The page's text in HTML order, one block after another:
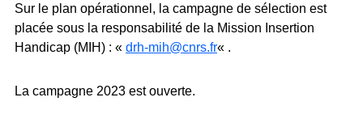
Sur le plan opérationnel, la campagne de sélection est
placée sous la responsabilité de la Mission Insertion
Handicap (MIH) : « drh-mih@cnrs.fr« .
La campagne 2023 est ouverte.